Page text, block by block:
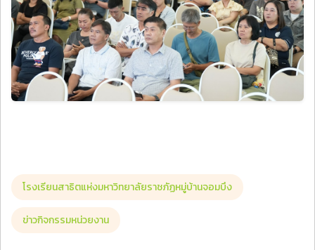
โรงเรียนสาธิตแห่งมหาวิทยาลัยราชภัฏหมู่บ้านจอมบึง
ข่าวกิจกรรมหน่วยงาน